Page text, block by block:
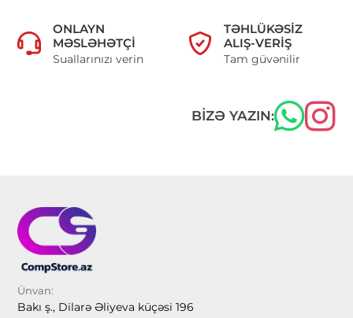
ONLAYN
MƏSLƏHƏTÇI
Suallarınızı verin
TƏHLÜKƏSIZ
ALIŞ-VERIŞ
Tam güvənilir
BIZƏ YAZIN:
Ünvan:
Bakı ş., Dilarə Əliyeva küçəsi 196